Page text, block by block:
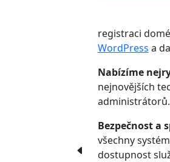
registraci
WordPress a
Nabízíme
nejnovějších
administrátorů.
Bezpečnost a
všechny
dostupnost